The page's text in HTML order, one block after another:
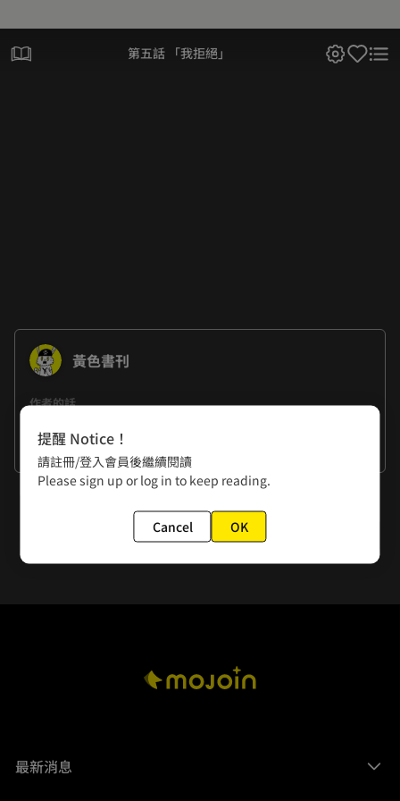
第五話 「我拒絕」
黃色書刊
作者的話
「拒絕」這件事是需要學習的，隨著年紀越大，拒絕掉的事情
會越來越多，但是，無法拒絕的宵夜就是無法拒絕啊。
看更多
第六話 「我有男朋友了」
最新消息
提醒 Notice！
請註冊/登入會員後繼續閱讀
Please sign up or log in to keep reading.
Cancel OK